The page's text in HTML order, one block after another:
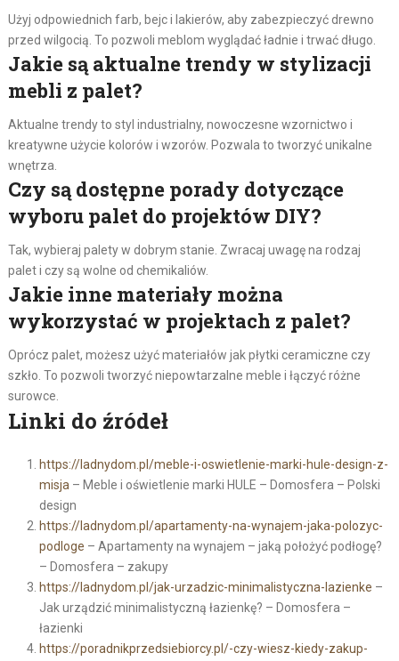
Użyj odpowiednich farb, bejc i lakierów, aby zabezpieczyć drewno
przed wilgocią. To pozwoli meblom wyglądać ładnie i trwać długo.
Jakie są aktualne trendy w stylizacji
mebli z palet?
Aktualne trendy to styl industrialny, nowoczesne wzornictwo i
kreatywne użycie kolorów i wzorów. Pozwala to tworzyć unikalne
wnętrza.
Czy są dostępne porady dotyczące
wyboru palet do projektów DIY?
Tak, wybieraj palety w dobrym stanie. Zwracaj uwagę na rodzaj
palet i czy są wolne od chemikaliów.
Jakie inne materiały można
wykorzystać w projektach z palet?
Oprócz palet, możesz użyć materiałów jak płytki ceramiczne czy
szkło. To pozwoli tworzyć niepowtarzalne meble i łączyć różne
surowce.
Linki do źródeł
https://ladnydom.pl/meble-i-oswietlenie-marki-hule-design-z-
misja– Meble i oświetlenie marki HULE – Domosfera – Polski
design
https://ladnydom.pl/apartamenty-na-wynajem-jaka-polozyc-
podloge – Apartamenty na wynajem – jaką położyć podłogę?
– Domosfera – zakupy
https://ladnydom.pl/jak-urzadzic-minimalistyczna-lazienke –
Jak urządzić minimalistyczną łazienkę? – Domosfera –
łazienki
https://poradnikprzedsiebiorcy.pl/-czy-wiesz-kiedy-zakup-